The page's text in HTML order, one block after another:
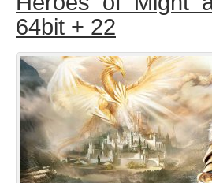
64bit + 22